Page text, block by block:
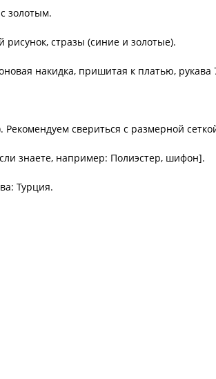
золотым.
рисунок, стразы (синие и золотые).
накидка, пришитая к платью, рукава
Рекомендуем свериться с размерной
знаете, например: Полиэстер, шифон].
Турция.